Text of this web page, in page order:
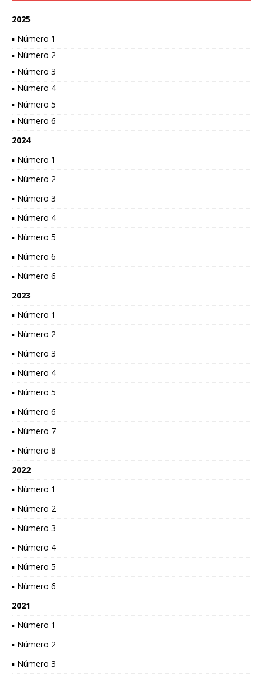
2025
▪ Número 1
▪ Número 2
▪ Número 3
▪ Número 4
▪ Número 5
▪ Número 6
2024
▪ Número 1
▪ Número 2
▪ Número 3
▪ Número 4
▪ Número 5
▪ Número 6
▪ Número 6
2023
▪ Número 1
▪ Número 2
▪ Número 3
▪ Número 4
▪ Número 5
▪ Número 6
▪ Número 7
▪ Número 8
2022
▪ Número 1
▪ Número 2
▪ Número 3
▪ Número 4
▪ Número 5
▪ Número 6
2021
▪ Número 1
▪ Número 2
▪ Número 3